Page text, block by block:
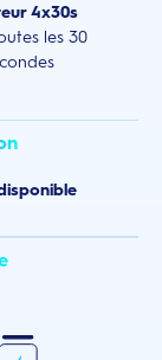
4x30s
les 30